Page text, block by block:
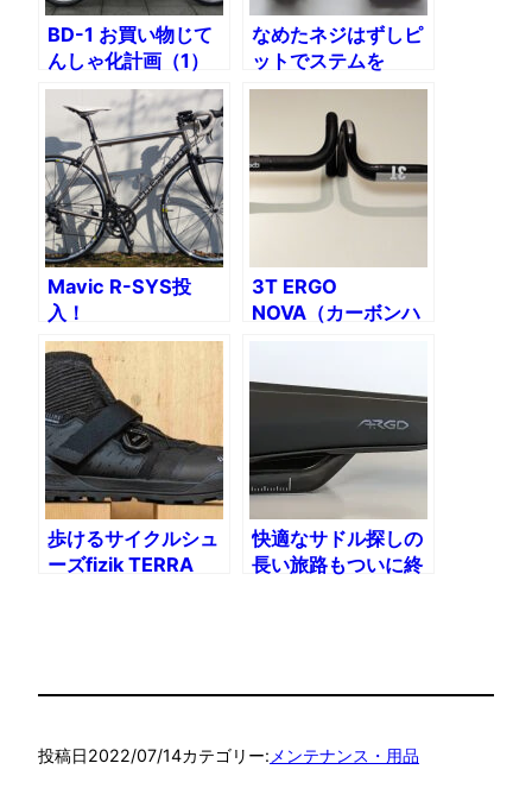
BD-1 お買い物じて
んしゃ化計画（1）
完成イメージ
なめたネジはずしピ
ットでステムを
DEDAスーパーレジ
ェロに換装
Mavic R-SYS投
入！
3T ERGO
NOVA（カーボンハ
歩けるサイクルシュ
ーズfizik TERRA
快適なサドル探しの
長い旅路もついに終
投稿日2022/07/14カテゴリー: メンテナンス・用品